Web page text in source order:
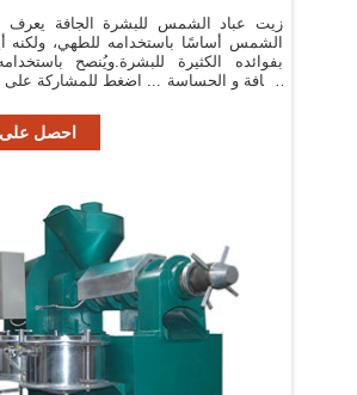
زيت عباد الشمس للبشرة الجافة يعرف
الشمس أساسًا باستخدامه للطهي، ولكنه
بفوائده الكثيرة للبشرة.ويُنصح
الجافة و الحساسة ... اضغط للمشاركة على
احصل على